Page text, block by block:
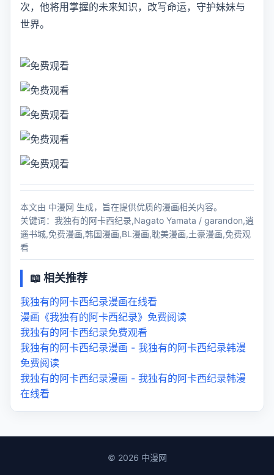
次，他将用掌握的未来知识，改写命运，守护妹妹与
世界。
本文由 中漫网 生成，旨在提供优质的漫画相关内容。
关键词：我独有的阿卡西纪录,Nagato Yamata / garandon,逍
遥书城,免费漫画,韩国漫画,BL漫画,耽美漫画,土豪漫画,免费观
看
📖 相关推荐
我独有的阿卡西纪录漫画在线看
漫画《我独有的阿卡西纪录》免费阅读
我独有的阿卡西纪录免费观看
我独有的阿卡西纪录漫画 - 我独有的阿卡西纪录韩漫
免费阅读
我独有的阿卡西纪录漫画 - 我独有的阿卡西纪录韩漫
在线看
© 2026 中漫网